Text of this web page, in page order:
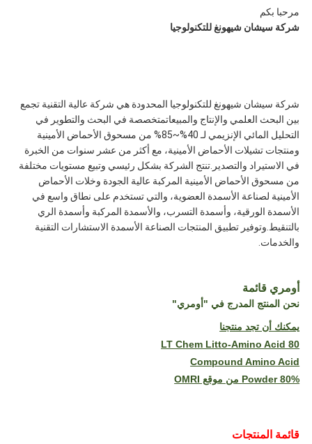
مرحبا بكم
شركة سيشان شيهونغ للتكنولوجيا
شركة سيشان شيهونغ للتكنولوجيا المحدودة هي شركة عالية التقنية تجمع
بين البحث العلمي والإنتاج والمبيعاتمتخصصة في البحث والتطوير في
التحليل المائي الإنزيمي لـ 40%~85% من مسحوق الأحماض الأمينية
ومنتجات تشيلات الأحماض الأمينية، مع أكثر من عشر سنوات من الخبرة
في الاستيراد والتصدير.تنتج الشركة بشكل رئيسي وتبيع مستويات مختلفة
من مسحوق الأحماض الأمينية المركبة عالية الجودة وخلات الأحماض
الأمينية لصناعة الأسمدة العضوية، والتي تستخدم على نطاق واسع في
الأسمدة الورقية، وأسمدة التسرب، والأسمدة المركبة وأسمدة الري
بالتنقيط.وتوفير تطبيق المنتجات الصناعة الأسمدة الاستشارات التقنية
والخدمات.
أومري قائمة
نحن المنتج المدرج في "أومري"
يمكنك أن تجد منتجنا
LT Chem Litto-Amino Acid 80
Compound Amino Acid
Powder 80% من موقع OMRI
قائمة المنتجات